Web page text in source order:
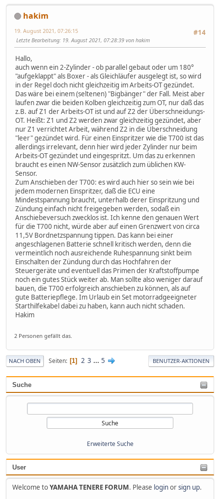
Suche
Erweiterte Suche
User
Welcome toYAMAHA TENERE FORUM. Please loginorsign up.
hakim
#14
19. August 2021, 07:26:15
Letzte Bearbeitung: 19. August 2021, 07:28:39 von hakim
Hallo,
auch wenn ein 2-Zylinder - ob parallel gebaut oder um 180°
"aufgeklappt" als Boxer - als Gleichläufer ausgelegt ist, so wird
in der Regel doch nicht gleichzeitig im Arbeits-OT gezündet.
Das wäre bei einem (seltenen) "Bigbänger" der Fall. Meist aber
laufen zwar die beiden Kolben gleichzeitig zum OT, nur daß das
z.B. auf Z1 der Arbeits-OT ist und auf Z2 der Überschneidungs-
OT. Heißt: Z1 und Z2 werden zwar gleichzeitig gezündet, aber
nur Z1 verrichtet Arbeit, während Z2 in die Überschneidung
"leer" gezündet wird. Für einen Einspritzer wie die T700 ist das
allerdings irrelevant, denn hier wird jeder Zylinder nur beim
Arbeits-OT gezündet und eingespritzt. Um das zu erkennen
braucht es einen NW-Sensor zusätzlich zum üblichen KW-
Sensor.
Zum Anschieben der T700: es wird auch hier so sein wie bei
jedem modernen Einspritzer, daß die ECU eine
Mindestspannung braucht, unterhalb derer Einspritzung und
Zündung einfach nicht freigegeben werden, sodaß ein
Anschiebeversuch zwecklos ist. Ich kenne den genauen Wert
für die T700 nicht, würde aber auf einen Grenzwert von circa
11,5V Bordnetzspannung tippen. Das kann bei einer
angeschlagenen Batterie schnell kritisch werden, denn die
vermeintlich noch ausreichende Ruhespannung sinkt beim
Einschalten der Zündung durch das Hochfahren der
Steuergeräte und eventuell das Primen der Kraftstoffpumpe
noch ein gutes Stück weiter ab. Man sollte also weniger darauf
bauen, die T700 erfolgreich anschieben zu können, als auf
gute Batteriepflege. Im Urlaub ein Set motorradgeeigneter
Starthilfekabel dabei zu haben, kann auch nicht schaden.
Hakim
2 Personen gefällt das.
NACH OBEN Seiten 1 2 3 ... 5 BENUTZER-AKTIONEN